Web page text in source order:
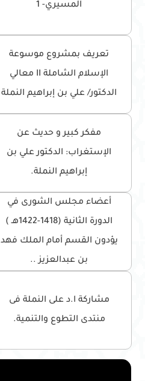
المسيري- 1
تعريف بمشروع موسوعة
الإسلام الشاملة II معالي
الدكتور/ علي بن إبراهيم النملة
مفكر كبير و حديث عن
الإستغراب: الدكتور علي بن
إبراهيم النملة.
أعضاء مجلس الشورى في
الدورة الثانية (1418-1422هـ )
يؤدون القسم أمام الملك فهد
بن عبدالعزيز ..
مشاركة ا.د على النملة فى
منتدى التطوع والتنمية.